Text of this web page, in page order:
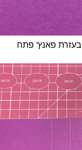
בעזרת פאנץ' פתח